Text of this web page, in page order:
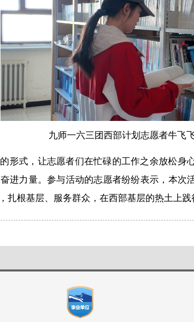
九师一六三团西部计划志愿者牛飞
形式，让志愿者们在忙碌的工作之余放松
进力量。参与活动的志愿者纷纷表示，本
扎根基层、服务群众，在西部基层的热土上践